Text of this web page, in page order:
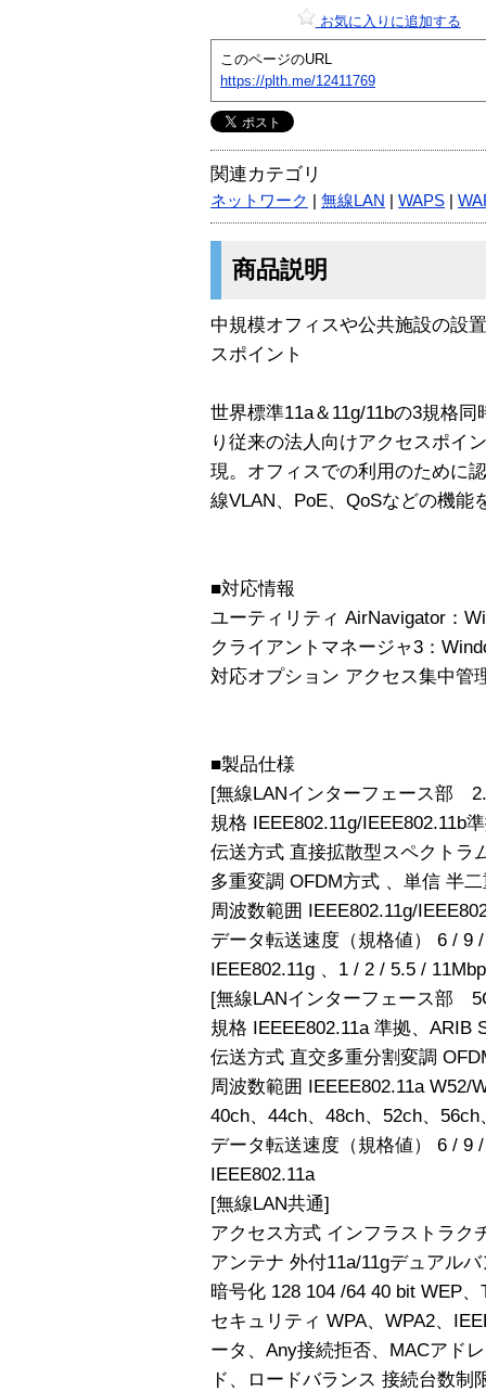
お気に入りに追加する
このページのURL
https://plth.me/12411769
関連カテゴリ
ネットワーク 無線LAN WAPS
商品説明
中規模オフィスや公共施設の設
スポイント
世界標準11a＆11g/11bの3規格
り従来の法人向けアクセスポイ
現。オフィスでの利用のために
線VLAN、PoE、QoSなどの機能
■対応情報
ユーティリティ AirNavigator：
クライアントマネージャ3：
対応オプション アクセス集中管
■製品仕様
[無線LANインターフェース部
規格 IEEE802.11g/IEEE802.11b
伝送方式 直接拡散型スペクトラ
多重変調 OFDM方式 、単信 半
周波数範囲 IEEE802.11g/
データ転送速度（規格値） 6 / 9
IEEE802.11g 、1 / 2 / 5.5 /
[無線LANインターフェース部
規格 IEEEE802.11a 準拠、ARIB
伝送方式 直交多重分割変調
周波数範囲 IEEEE802.11a W52/
40ch、44ch、48ch、52ch、56ch
データ転送速度（規格値） 6 / 9
IEEE802.11a
[無線LAN共通]
アクセス方式 インフラストラク
アンテナ 外付11a/11gデュアル
暗号化 128 104 /64 40 bit WEP、
セキュリティ WPA、WPA2、
ータ、Any接続拒否、MACアド
ド、ロードバランス 接続台数制